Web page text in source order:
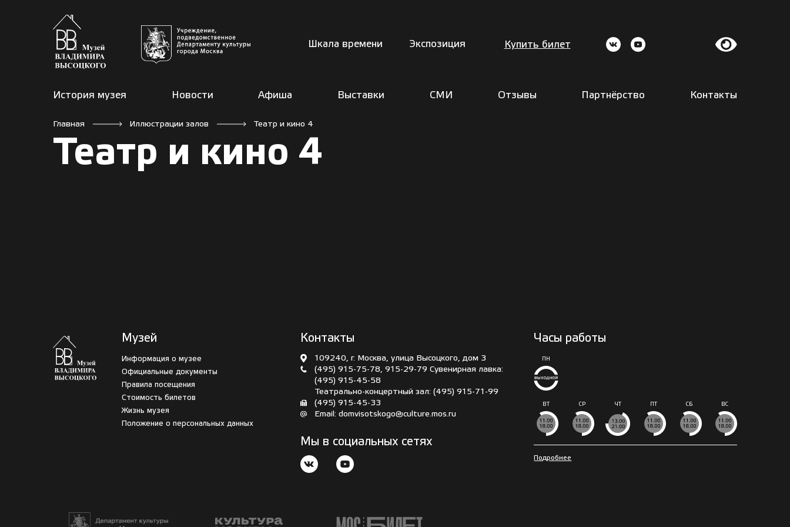
Шкала времени Экспозиция Купить билет
История музея Новости Афиша Выставки СМИ Отзывы Партнёрство Контакты
Главная Иллюстрации залов Театр и кино 4
Театр и кино 4
Музей
Информация о музее
Официальные документы
Правила посещения
Стоимость билетов
Жизнь музея
Положение о персональных данных
Контакты
109240, г. Москва, улица Высоцкого, дом 3
(495) 915-75-78, 915-29-79 Сувенирная лавка:
(495) 915-45-58
Театрально-концертный зал: (495) 915-71-99
(495) 915-45-33
Email: domvisotskogo@culture.mos.ru
Мы в социальных сетях
Часы работы
ПН
ВТ СР ЧТ СБ ВС
Подробнее